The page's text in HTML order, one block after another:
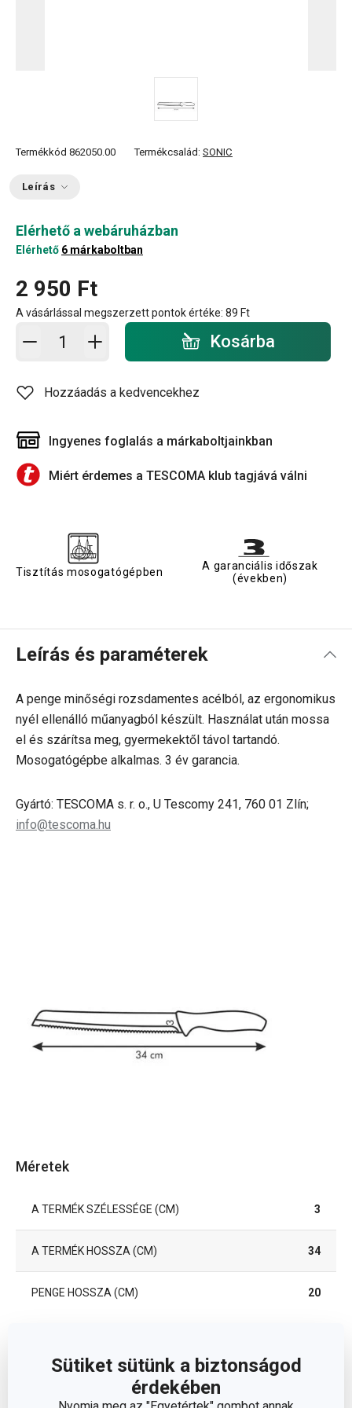
Sütiket sütünk a biztonságod
érdekében
Termékkód 862050.00 Termékcsalád: SONIC
Leírás
Elérhető a webáruházban
Elérhető 6 márkaboltban
2 950 Ft
A vásárlással megszerzett pontok értéke: 89 Ft
Kosárba - mennyiség Kosárba
Hozzáadás a kedvencekhez
Ingyenes foglalás a márkaboltjainkban
Miért érdemes a TESCOMA klub tagjává válni
Tisztítás mosogatógépben
A garanciális időszak
(években)
Leírás és paraméterek
A penge minőségi rozsdamentes acélból, az ergonomikus
nyél ellenálló műanyagból készült. Használat után mossa
el és szárítsa meg, gyermekektől távol tartandó.
Mosogatógépbe alkalmas. 3 év garancia.
Gyártó: TESCOMA s. r. o., U Tescomy 241, 760 01 Zlín;
info@tescoma.hu
Méretek
A TERMÉK SZÉLESSÉGE (CM) 3
A TERMÉK HOSSZA (CM) 34
PENGE HOSSZA (CM) 20
ANYAG